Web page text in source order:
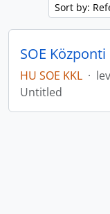
Sort by:
SOE
HU SOE KKL ·
Untitled